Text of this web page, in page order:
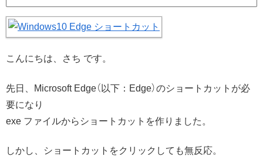
こんにちは、さち です。
先日、Microsoft Edge（以下：Edge）のショートカットが必
要になり
exe ファイルからショートカットを作りました。
しかし、ショートカットをクリックしても無反応。